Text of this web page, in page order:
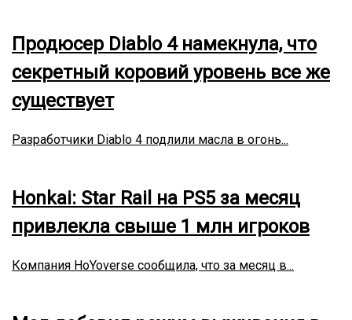
Продюсер Diablo 4 намекнула, что
секретный коровий уровень все же
существует
Разработчики Diablo 4 подлили масла в огонь...
Honkai: Star Rail на PS5 за месяц
привлекла свыше 1 млн игроков
Компания HoYoverse сообщила, что за месяц в...